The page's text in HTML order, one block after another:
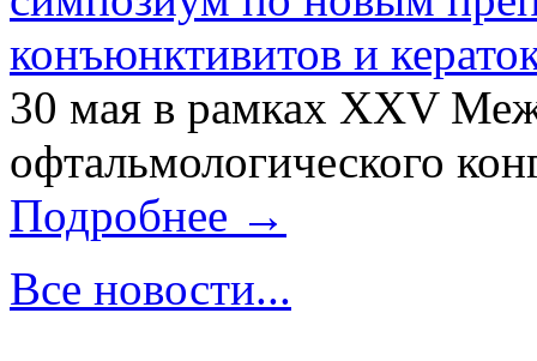
конъюнктивитов и
30 мая в рамках XXV
офтальмологического
Подробнее →
Все новости...